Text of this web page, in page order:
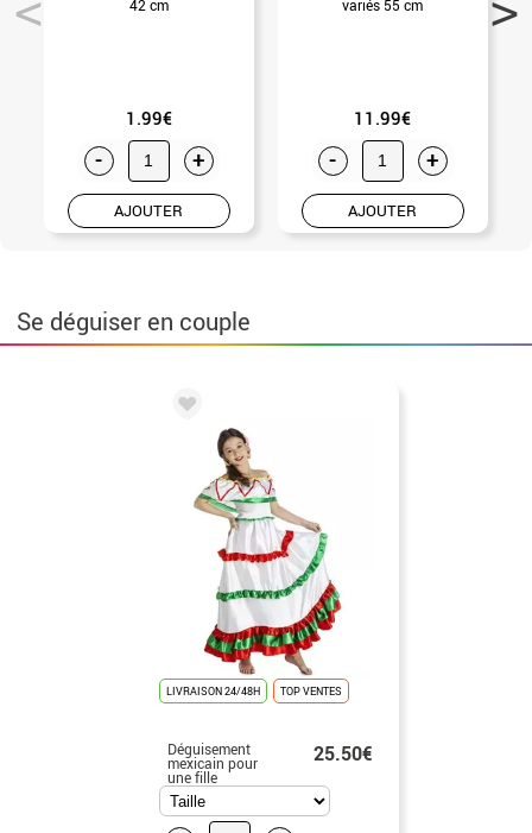
42 cm
1.99€
- +
AJOUTER
variés 55 cm
11.99€
- +
AJOUTER
Se déguiser en couple
LIVRAISON 24/48H TOP VENTES
Déguisement
mexicain pour
une fille
25.50€